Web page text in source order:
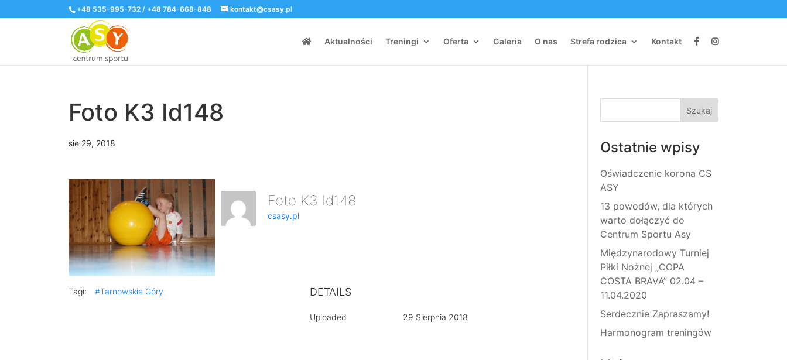
+48 535-995-732 / +48 784-668-848 kontakt@csasy.pl
Aktualności Treningi Oferta Galeria O nas Strefa rodzica Kontakt
Foto K3 Id148
sie 29, 2018
Foto K3 Id148
csasy.pl
Tagi: #Tarnowskie Góry DETAILS
Uploaded 29 Sierpnia 2018
Ostatnie wpisy
Oświadczenie korona CS
ASY
13 powodów, dla których
warto dołączyć do
Centrum Sportu Asy
Międzynarodowy Turniej
Piłki Nożnej „COPA
COSTA BRAVA” 02.04 –
11.04.2020
Serdecznie Zapraszamy!
Harmonogram treningów